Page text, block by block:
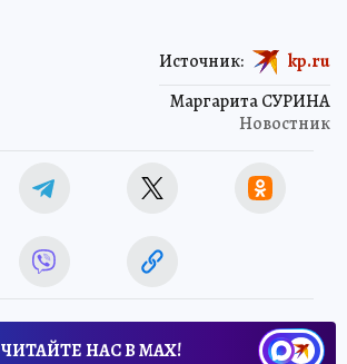
Маргарита СУРИНА
Новостник
Источник: kp.ru
ЧИТАЙТЕ НАС В МАХ!